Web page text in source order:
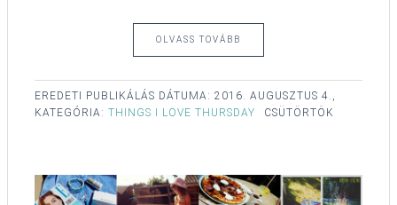
OLVASS TOVÁBB
EREDETI PUBLIKÁLÁS DÁTUMA: 2016. AUGUSZTUS 4.,
CSÜTÖRTÖK
KATEGÓRIA: THINGS I LOVE THURSDAY